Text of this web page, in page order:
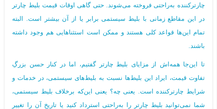
چارترکننده به‌راحتی فروخته می‌شوند. حتی گاهی اوقات قیمت بلیط چارتر
در این مقاطع زمانی با بلیط سیستمی برابر یا از آن بیشتر است. البته
تمام این‌ها قواعد کلی هستند و ممکن است استثناهایی هم وجود داشته
باشند.
تا این‌جا همه‌اش از مزایای بلیط چارتر گفتیم، اما در کنار حسن بزرگِ
تفاوت قیمت، ایراد این بلیط‌ها نسبت به بلیط‌های سیستمی، در خدمات و
شرایط چارترکننده است. یعنی چه؟ یعنی این‌که برخلاف بلیط سیستمی،
شما نمی‌توانید بلیط چارتر را به‌راحتی استرداد کنید یا تاریخ آن را تغییر